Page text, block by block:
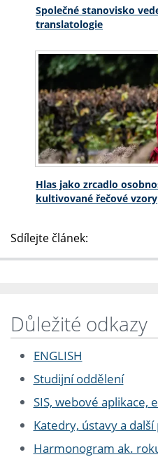
Společné stanovisko
translatologie
Hlas jako zrcadlo
kultivované řečové vzory
Sdílejte článek:
Důležité odkazy
ENGLISH
Studijní oddělení
SIS, webové aplikace,
Katedry, ústavy a
Harmonogram ak.